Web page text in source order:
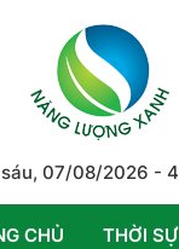
07/08/2026 - 4
CHỦ THỜI SỰ